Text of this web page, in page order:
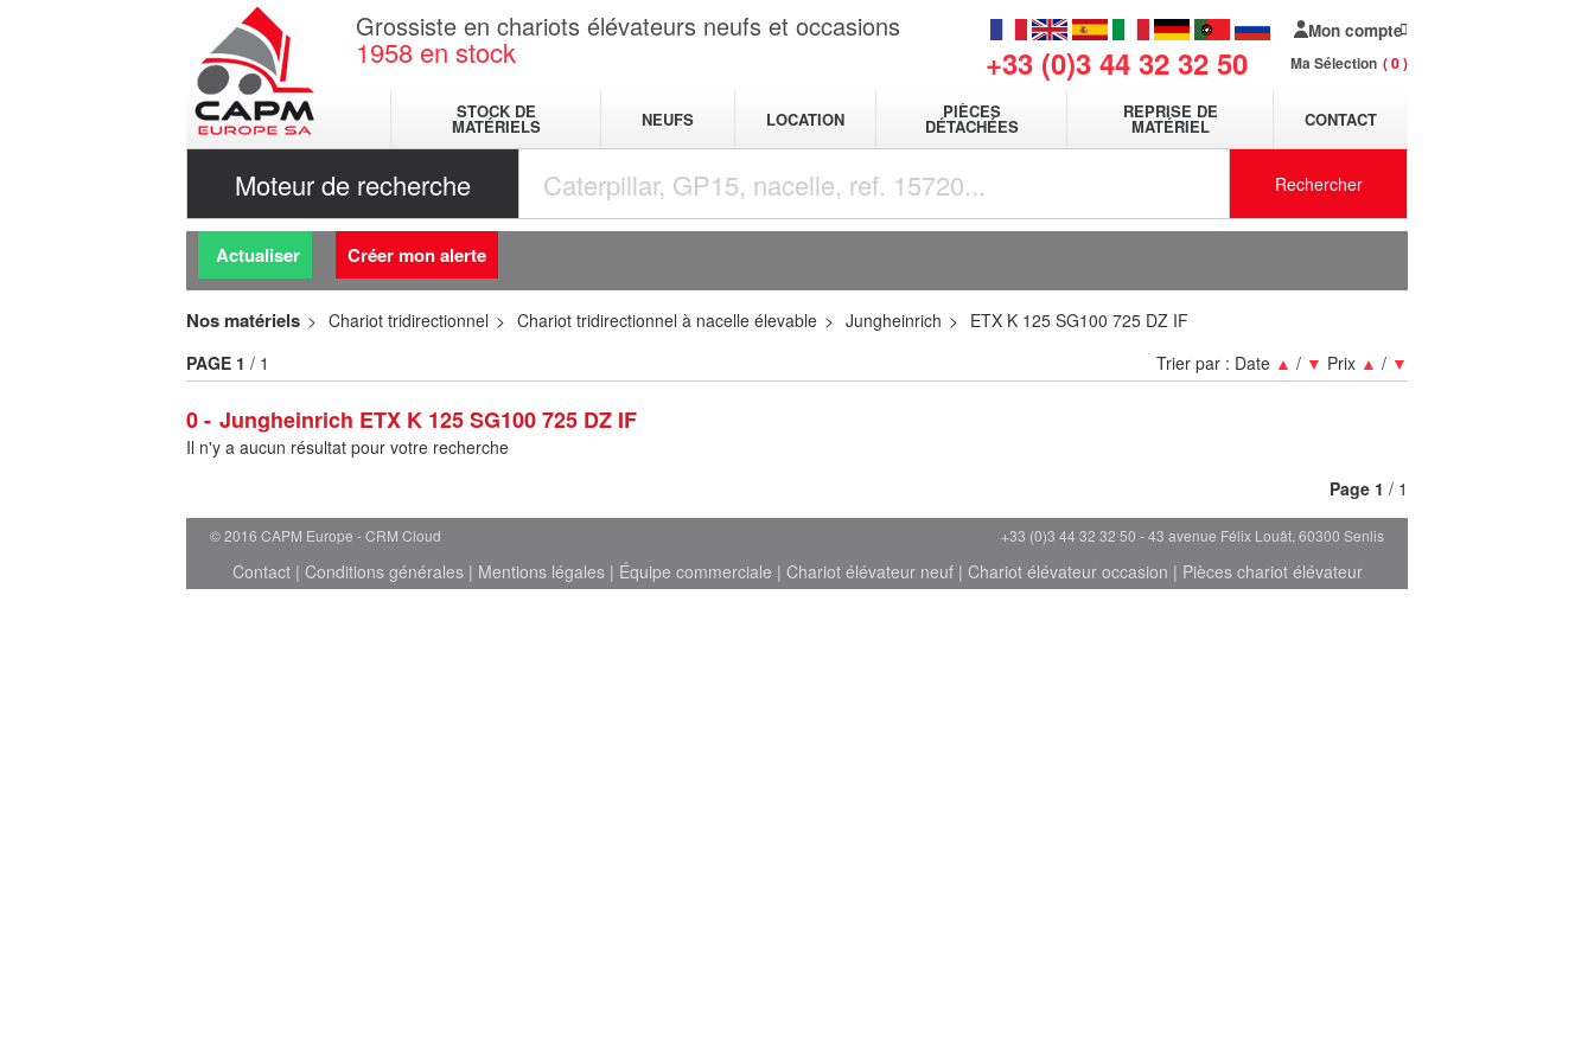
Grossiste en chariots élévateurs neufs et occasions
1958 en stock +33 (0)3 44 32 32 50
Mon compte
Ma Sélection 0
STOCK DE
MATÉRIELS NEUFS LOCATION PIÈCES
DÉTACHÉES
REPRISE DE
MATÉRIEL CONTACT
Moteur de recherche Rechercher
Actualiser Créer mon alerte
Nos matériels Chariot tridirectionnel Chariot tridirectionnel à nacelle élevable Jungheinrich ETX K 125 SG100 725 DZ IF
0 Jungheinrich ETX K 125 SG100 725 DZ IF
Trier par : Date ▲ / ▼ Prix ▲ / ▼
PAGE 1 / 1
Il n'y a aucun résultat pour votre recherche
Page 1 / 1
© 2016 CAPM Europe CRM Cloud +33 (0)3 44 32 32 50 - 43 avenue Félix Louât, 60300 Senlis
Contact| Conditions générales| Mentions légales| Équipe commerciale | Chariot élévateur neuf| Chariot élévateur occasion | Pièces chariot élévateur